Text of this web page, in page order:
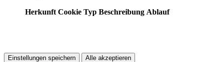
Herkunft Cookie Typ Beschreibung Ablauf
Einstellungen speichern Alle akzeptieren